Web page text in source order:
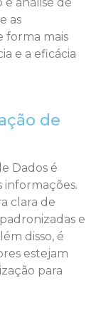
as
forma mais
e a eficácia
de
Dados é
informações.
clara de
e
disso, é
estejam
para